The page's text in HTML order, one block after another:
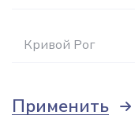
Кривой Рог
Применить